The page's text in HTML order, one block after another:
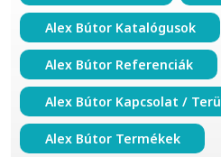
Alex Bútor Katalógusok
Alex Bútor Referenciák
Alex Bútor Kapcsolat /
Alex Bútor Termékek